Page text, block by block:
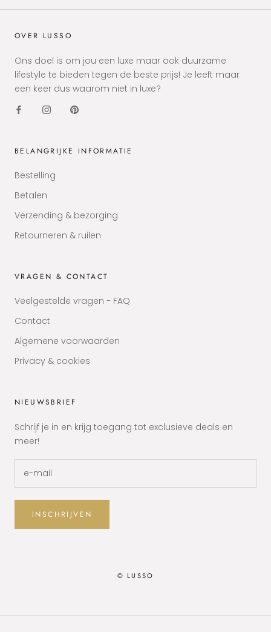
OVER LUSSO
Ons doel is om jou een luxe maar ook duurzame
lifestyle te bieden tegen de beste prijs! Je leeft maar
een keer dus waarom niet in luxe?
BELANGRIJKE INFORMATIE
Bestelling
Betalen
Verzending & bezorging
Retourneren & ruilen
VRAGEN & CONTACT
Veelgestelde vragen - FAQ
Contact
Algemene voorwaarden
Privacy & cookies
NIEUWSBRIEF
Schrijf je in en krijg toegang tot exclusieve deals en
meer!
INSCHRIJVEN
© LUSSO